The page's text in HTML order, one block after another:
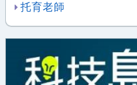
托育老師